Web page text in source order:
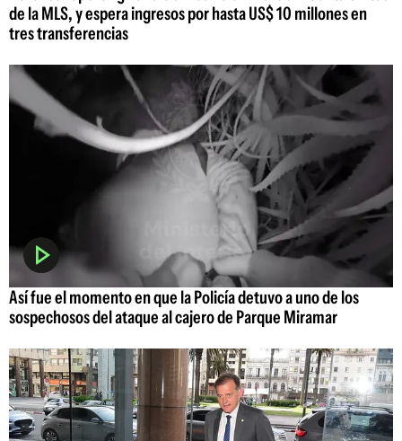
de la MLS, y espera ingresos por hasta US$ 10 millones en
tres transferencias
Así fue el momento en que la Policía detuvo a uno de los
sospechosos del ataque al cajero de Parque Miramar